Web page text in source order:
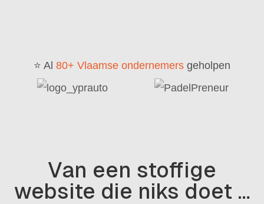
⭐ Al 80+ Vlaamse ondernemers geholpen
Van een stoffige
website die niks doet …